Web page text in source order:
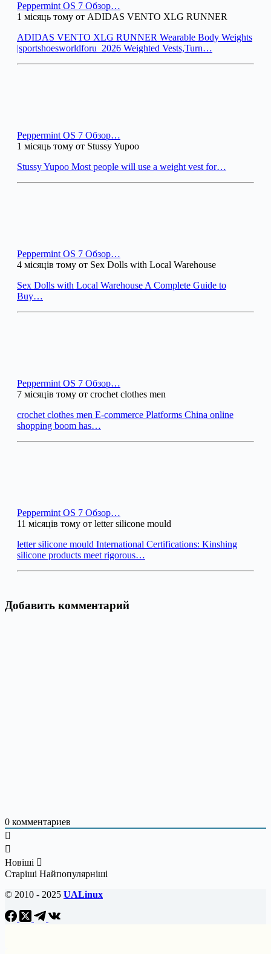
Peppermint OS 7 Обзор…
1 місяць тому от ADIDAS VENTO XLG RUNNER
ADIDAS VENTO XLG RUNNER Wearable Body Weights
|sportshoesworldforu_2026 Weighted Vests,Turn…
Peppermint OS 7 Обзор…
1 місяць тому от Stussy Yupoo
Stussy Yupoo Most people will use a weight vest for…
Peppermint OS 7 Обзор…
4 місяців тому от Sex Dolls with Local Warehouse
Sex Dolls with Local Warehouse A Complete Guide to
Buy…
Peppermint OS 7 Обзор…
7 місяців тому от crochet clothes men
crochet clothes men E-commerce Platforms China online
shopping boom has…
Peppermint OS 7 Обзор…
11 місяців тому от letter silicone mould
letter silicone mould International Certifications: Kinshing
silicone products meet rigorous…
Добавить комментарий
0 комментариев
Новіші
Старіші Найпопулярніші
© 2010 - 2025 UALinux